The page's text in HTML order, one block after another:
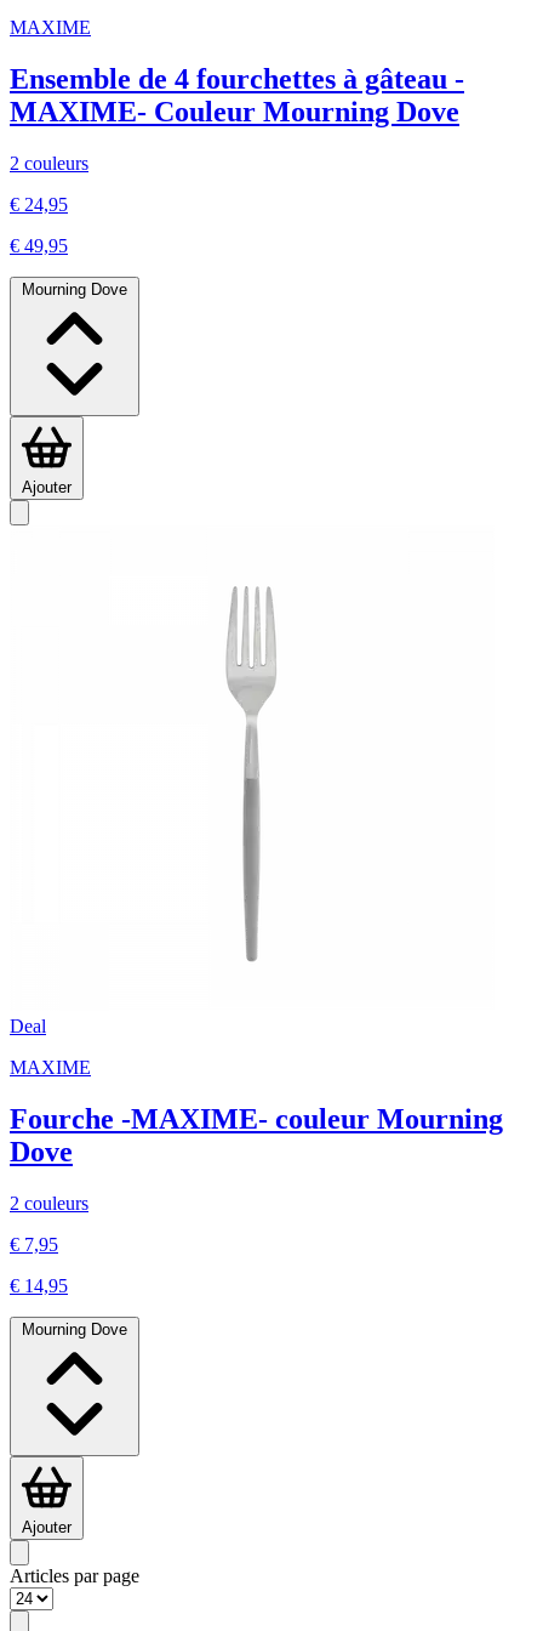
MAXIME
Ensemble de 4 fourchettes à gâteau -
MAXIME- Couleur Mourning Dove
2 couleurs
€ 24,95
€ 49,95
Mourning Dove
Ajouter
Deal
MAXIME
Fourche -MAXIME- couleur Mourning
Dove
2 couleurs
€ 7,95
€ 14,95
Mourning Dove
Ajouter
Articles par page